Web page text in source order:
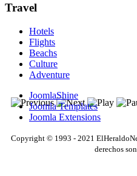
Travel
Hotels
Flights
Beachs
Culture
Adventure
JoomlaShine
Joomla Templates
Joomla Extensions
Copyright © 1993 - 2021
derechos